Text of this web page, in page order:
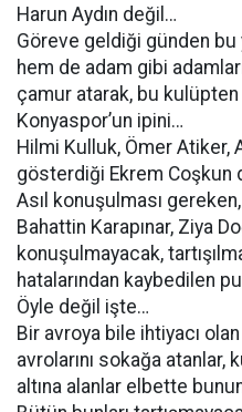
Harun Aydın değil…
Göreve geldiği günden bu
hem de adam gibi
çamur atarak, bu
Konyaspor’un ipini…
Hilmi Kulluk, Ömer Atiker,
gösterdiği Ekrem Coşkun
Asıl konuşulması
Bahattin Karapınar, Ziya
konuşulmayacak,
hatalarından kaybedilen
Öyle değil işte…
Bir avroya bile ihtiyacı
avrolarını sokağa
altına alanlar elbette